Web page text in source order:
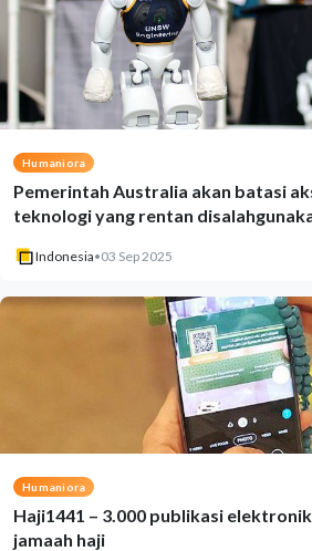
Humaniora
Pemerintah Australia akan batasi
teknologi yang rentan
Indonesia•03 Sep 2025
Humaniora
Haji1441 – 3.000 publikasi
jamaah haji